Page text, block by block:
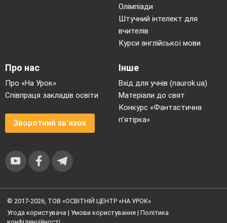
Олімпіади
Штучний інтелект для
вчителів
Курси англійської мови
Про нас
Про «На Урок»
Співпраця закладів освіти
Зворотний зв'язок
Інше
Вхід для учнів (naurok.ua)
Матеріали до свят
Конкурс «Фантастична
п’ятірка»
© 2017-2026, ТОВ «ОСВІТНІЙ ЦЕНТР «НА УРОК»
Угода користувача | Умови користування | Політика